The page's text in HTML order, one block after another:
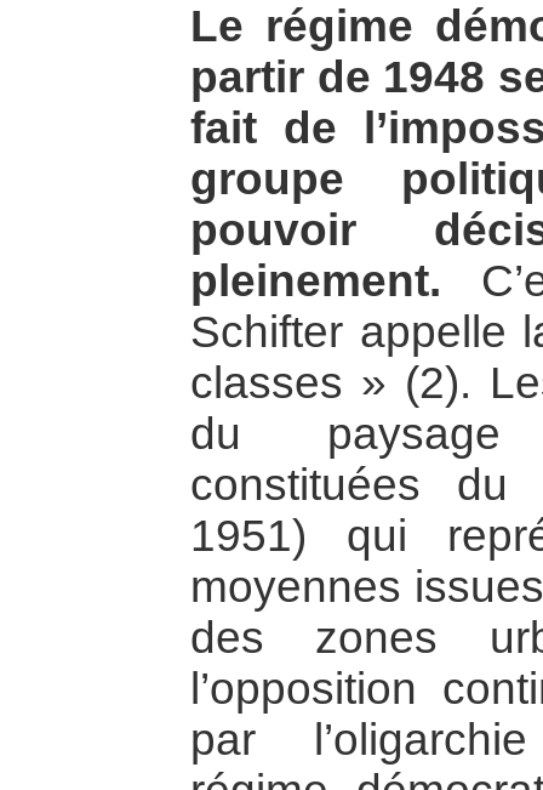
Le régime
partir de 1948
fait de
groupe
pouvoir
pleinement.
Schifter appelle
classes » (2).
du paysage
constituées
1951) qui
moyennes
des zones
l’opposition
par